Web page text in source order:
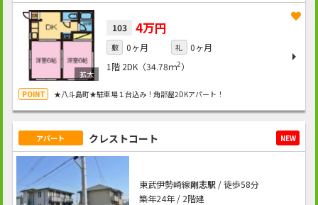
103 4万円
敷 0ヶ月 礼
0ヶ月
1階 2DK（34.78ｍ2）
★八斗島町★駐車場１台込み！角部屋2DKアパート！
アパート クレストコート NEW
東武伊勢崎線剛志駅/ 徒歩58分
築年24年 / 2階建